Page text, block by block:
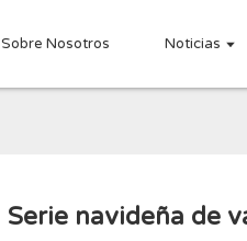
Sobre Nosotros Noticias
Serie navideña de